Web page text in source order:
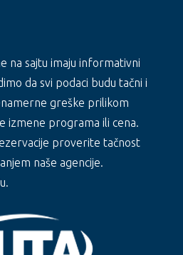
na sajtu imaju informativni
da svi podaci budu tačni i
greške prilikom
izmene programa ili cena.
proverite tačnost
naše agencije.